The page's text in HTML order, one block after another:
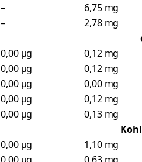
– 6,75 mg
– 2,78 mg
0,00 µg 0,12 mg
0,00 µg 0,12 mg
0,00 µg 0,00 mg
0,00 µg 0,12 mg
0,00 µg 0,13 mg
0,00 µg 1,10 mg